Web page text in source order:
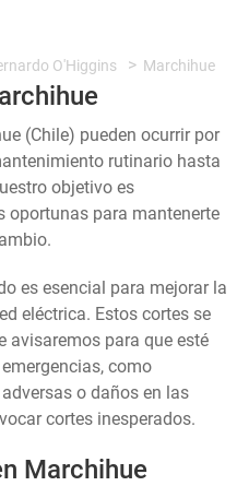
O'Higgins
Marchihue
(Chile) pueden ocurrir por
rutinario hasta
objetivo es
oportunas para mantenerte
es esencial para mejorar la
eléctrica. Estos cortes se
avisaremos para que esté
como
o daños en las
cortes inesperados.
Marchihue